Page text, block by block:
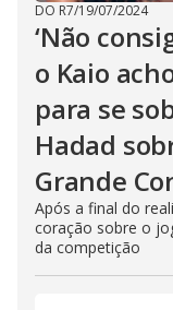
DO R7/19/07/2024
‘Não
o Kaio
para se
Hadad
Grande
Após a final do
coração sobre o
da competição